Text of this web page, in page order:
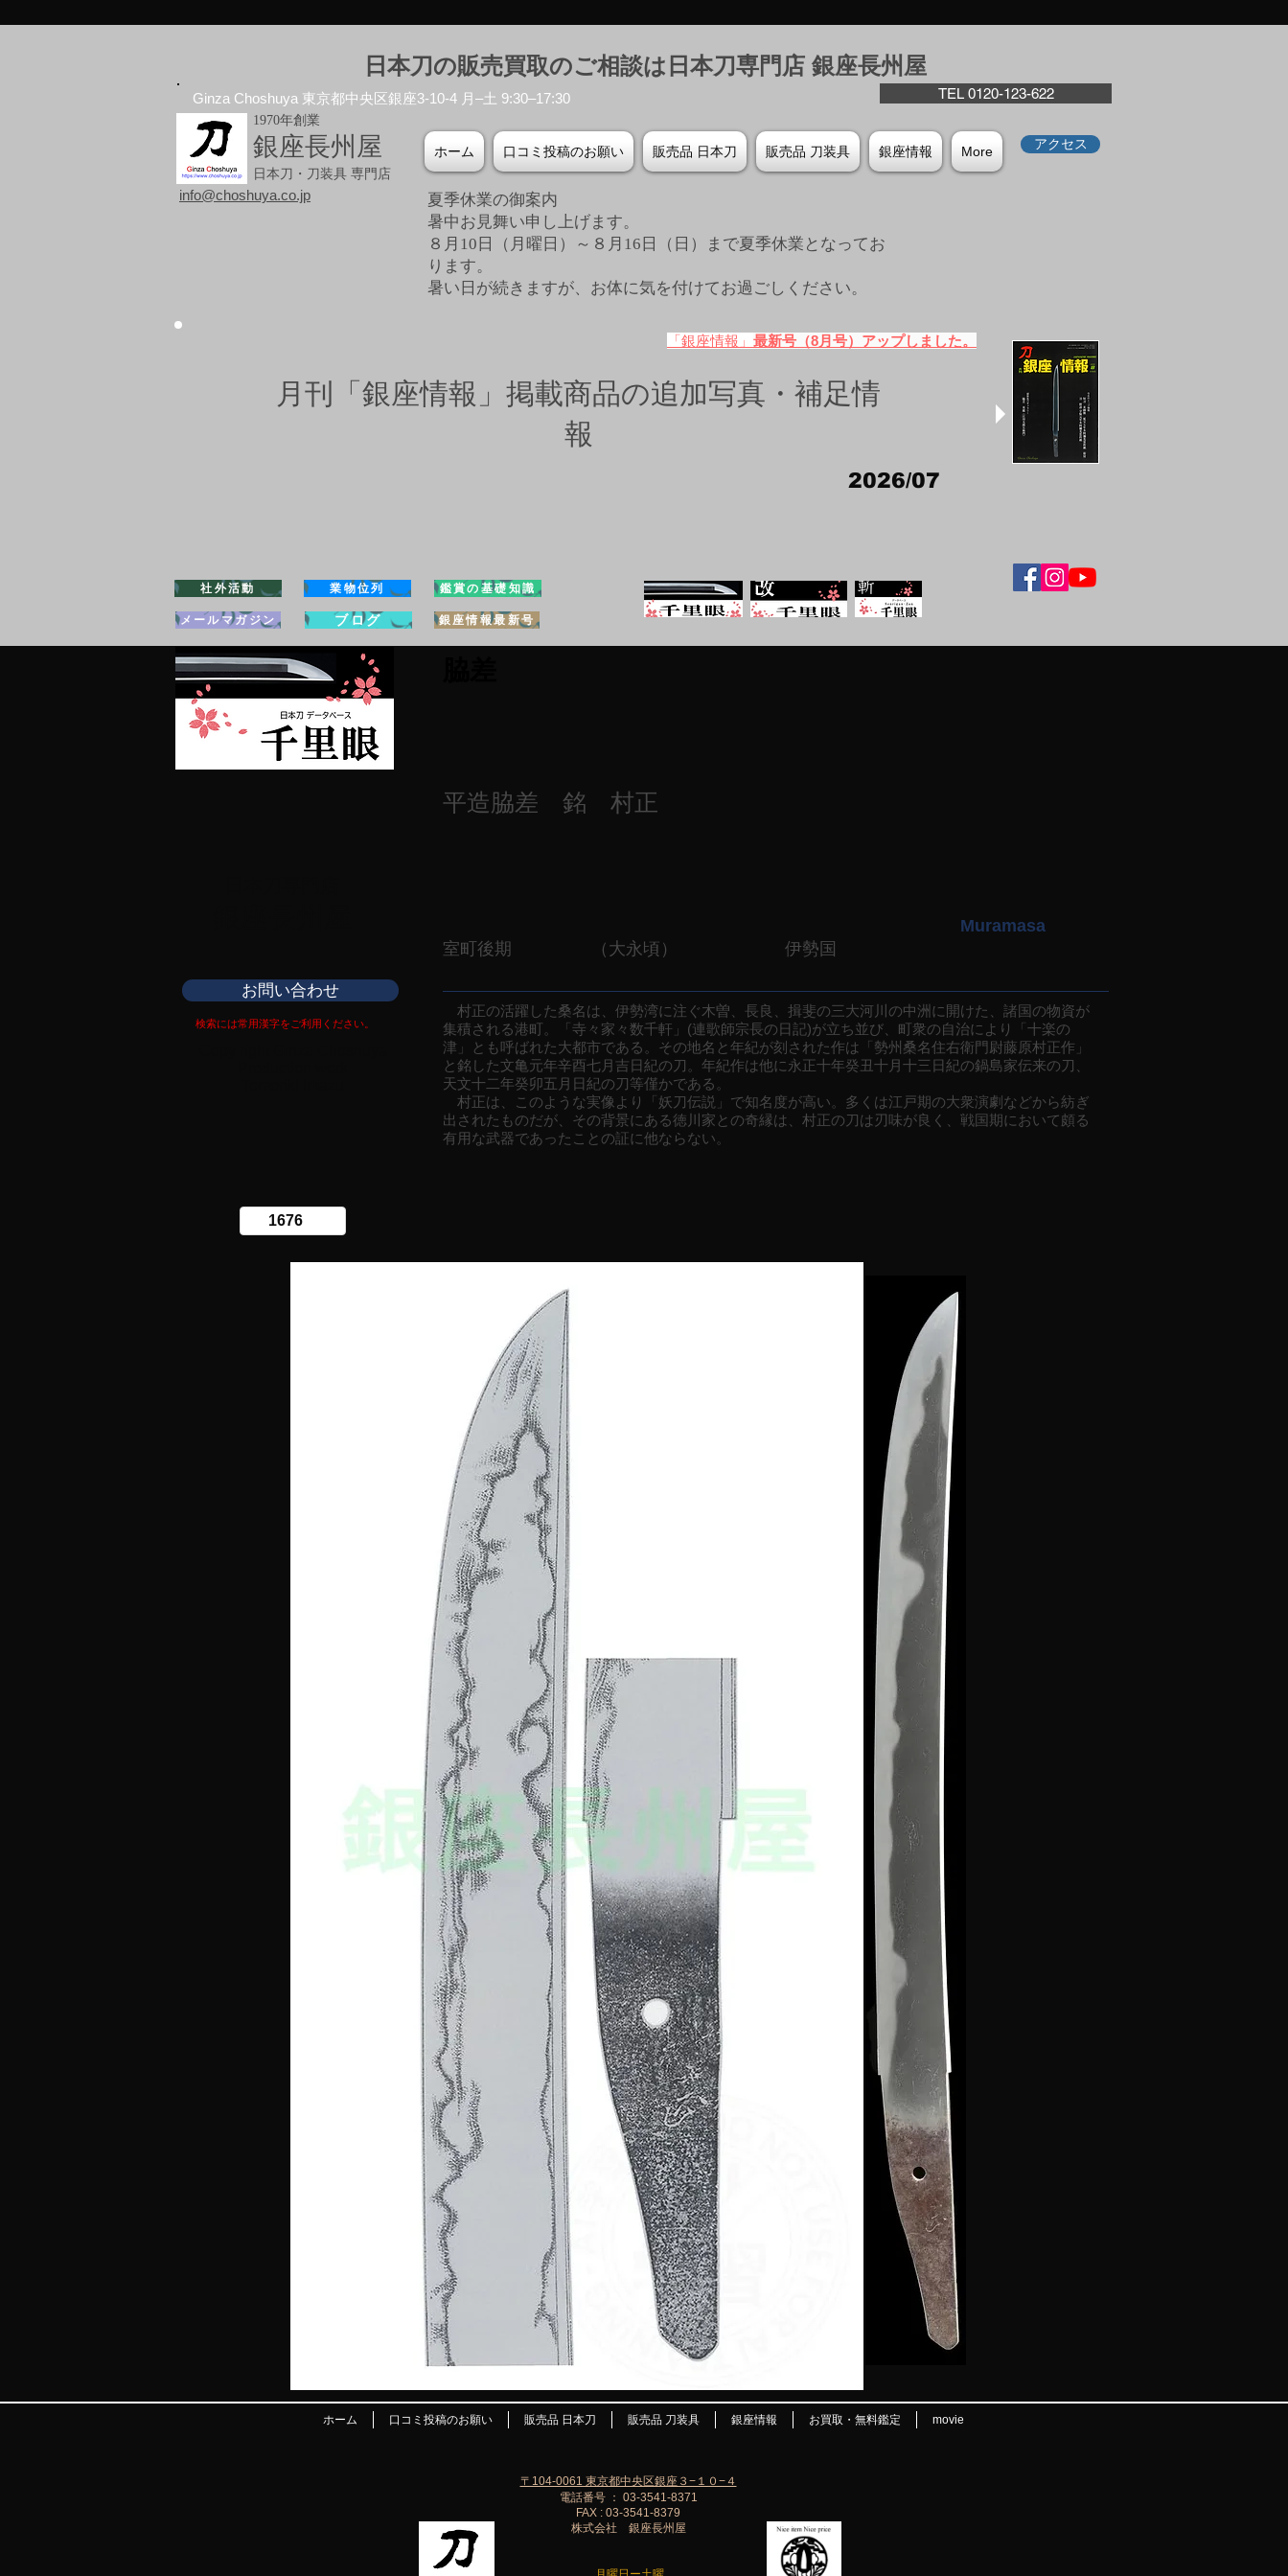
日本刀の販売買取のご相談は日本刀専門店 銀座⻑州屋
TEL 0120-123-622
Ginza Choshuya 東京都中央区銀座3-10-4 月–土 9:30–17:30
1970年創業
銀座長州屋
日本刀・刀装具 専門店
ホーム 口コミ投稿のお願い 販売品 日本刀 販売品 刀装具 銀座情報 More アクセス
info@choshuya.co.jp
夏季休業の御案内
暑中お見舞い申し上げます。
８月10日（月曜日）～８月16日（日）まで夏季休業となってお
ります。
​暑い日が続きますが、お体に気を付けてお過ごしください。
「銀座情報」 最新号（8月号）アップしました。
月刊「銀座情報」掲載商品の追加写真・補足情
報
2026/07
社外活動 業物位列 鑑賞の基礎知識
メールマガジン ブログ 銀座情報最新号
平造脇差 銘 村正
室町後期 （大永頃） 伊勢国
Muramasa
お問い合わせ
検索には常用漢字をご利用ください。
村正の活躍した桑名は、伊勢湾に注ぐ木曽、長良、揖斐の三大河川の中洲に開けた、諸国の物資が
集積される港町。「寺々家々数千軒」(連歌師宗長の日記)が立ち並び、町衆の自治により「十楽の
津」とも呼ばれた大都市である。その地名と年紀が刻された作は「勢州桑名住右衛門尉藤原村正作」
と銘した文亀元年辛酉七月吉日紀の刀。年紀作は他に永正十年癸丑十月十三日紀の鍋島家伝来の刀、
天文十二年癸卯五月日紀の刀等僅かである。
村正は、このような実像より「妖刀伝説」で知名度が高い。多くは江戸期の大衆演劇などから紡ぎ
出されたものだが、その背景にある徳川家との奇縁は、村正の刀は刃味が良く、戦国期において頗る
有用な武器であったことの証に他ならない。
ホーム 口コミ投稿のお願い 販売品 日本刀 販売品 刀装具 銀座情報 お買取・無料鑑定 movie
〒104-0061 東京都中央区銀座３−１０−４
電話番号 ： 03-3541-8371
FAX : 03-3541-8379
株式会社 銀座長州屋